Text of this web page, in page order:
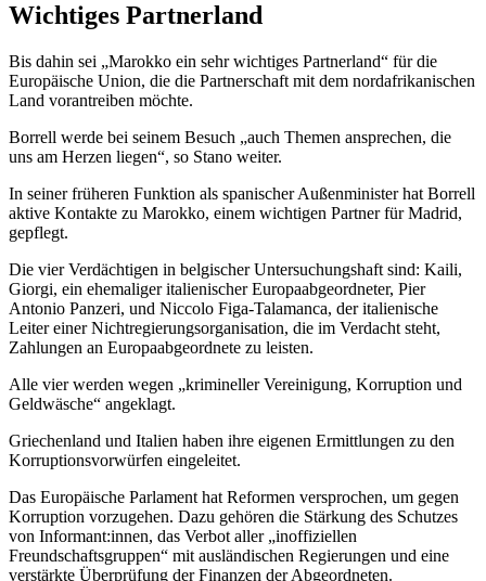
Wichtiges Partnerland
Bis dahin sei „Marokko ein sehr wichtiges Partnerland“ für die
Europäische Union, die die Partnerschaft mit dem nordafrikanischen
Land vorantreiben möchte.
Borrell werde bei seinem Besuch „auch Themen ansprechen, die
uns am Herzen liegen“, so Stano weiter.
In seiner früheren Funktion als spanischer Außenminister hat Borrell
aktive Kontakte zu Marokko, einem wichtigen Partner für Madrid,
gepflegt.
Die vier Verdächtigen in belgischer Untersuchungshaft sind: Kaili,
Giorgi, ein ehemaliger italienischer Europaabgeordneter, Pier
Antonio Panzeri, und Niccolo Figa-Talamanca, der italienische
Leiter einer Nichtregierungsorganisation, die im Verdacht steht,
Zahlungen an Europaabgeordnete zu leisten.
Alle vier werden wegen „krimineller Vereinigung, Korruption und
Geldwäsche“ angeklagt.
Griechenland und Italien haben ihre eigenen Ermittlungen zu den
Korruptionsvorwürfen eingeleitet.
Das Europäische Parlament hat Reformen versprochen, um gegen
Korruption vorzugehen. Dazu gehören die Stärkung des Schutzes
von Informant:innen, das Verbot aller „inoffiziellen
Freundschaftsgruppen“ mit ausländischen Regierungen und eine
verstärkte Überprüfung der Finanzen der Abgeordneten.